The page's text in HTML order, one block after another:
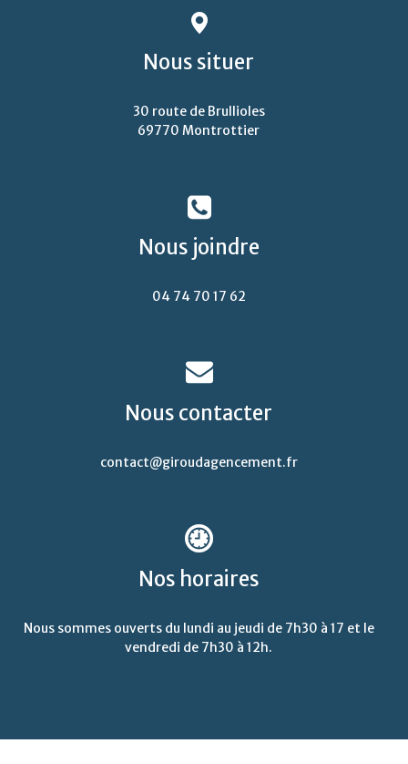
Nous situer
30 route de Brullioles
69770 Montrottier
Nous joindre
04 74 70 17 62
Nous contacter
contact@giroudagencement.fr
Nos horaires
Nous sommes ouverts du lundi au jeudi de 7h30 à 17 et le
vendredi de 7h30 à 12h.